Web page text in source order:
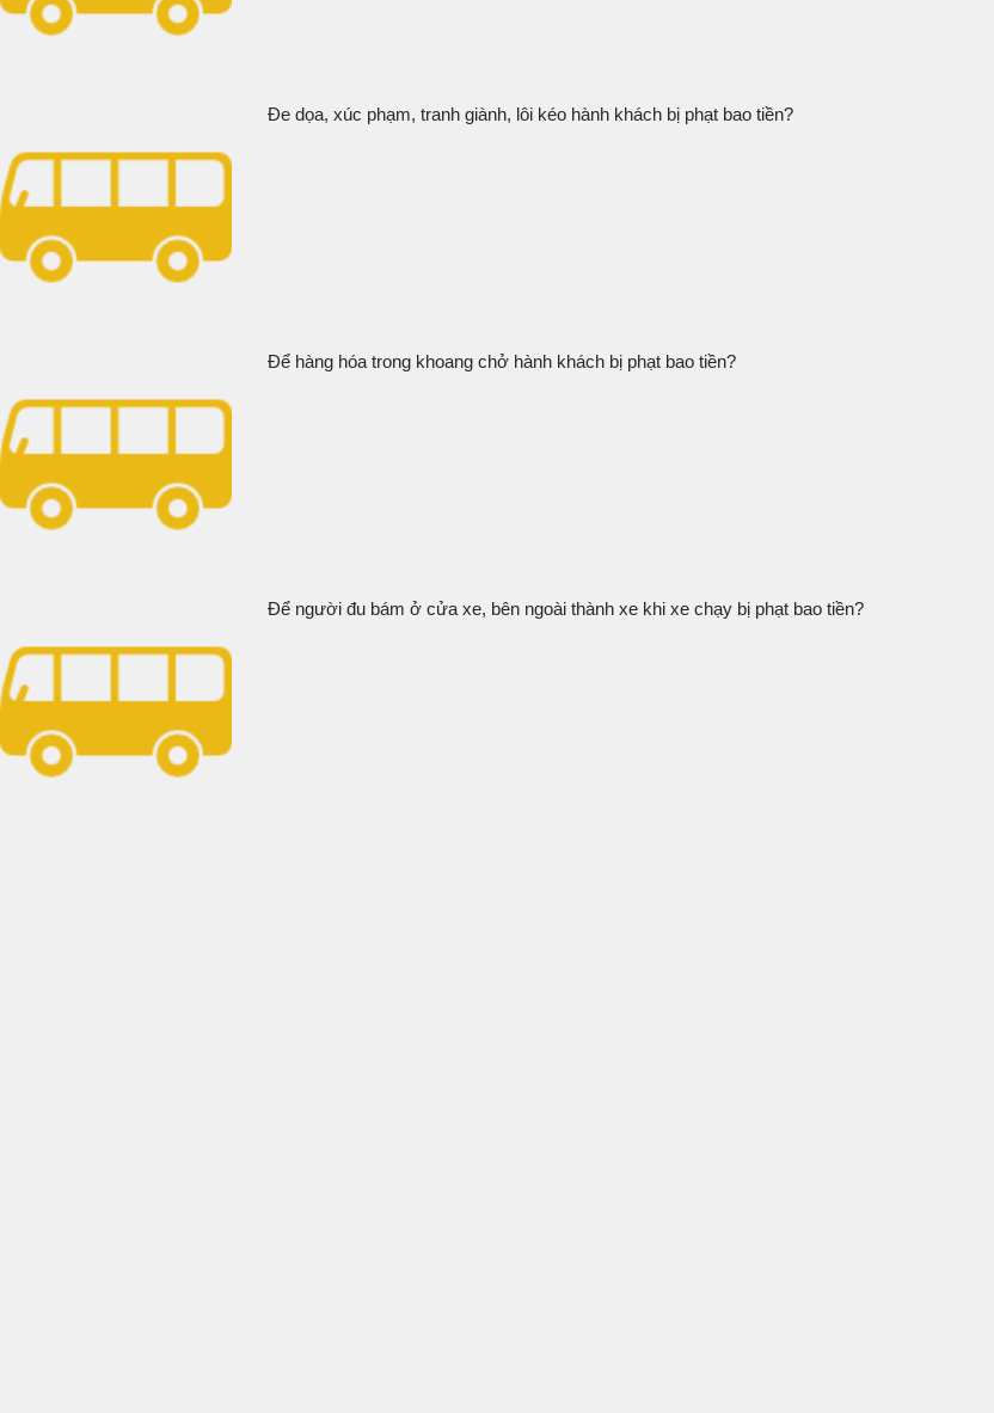
Đe dọa, xúc phạm, tranh giành, lôi kéo hành khách bị phạt bao tiền?
Để hàng hóa trong khoang chở hành khách bị phạt bao tiền?
Để người đu bám ở cửa xe, bên ngoài thành xe khi xe chạy bị phạt bao tiền?